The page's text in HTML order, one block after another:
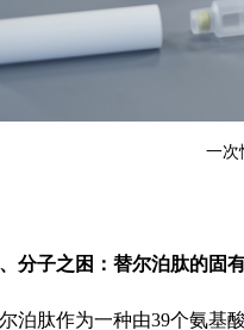
一次
分子之困：替尔泊肽的固
泊肽作为一种由39个氨基